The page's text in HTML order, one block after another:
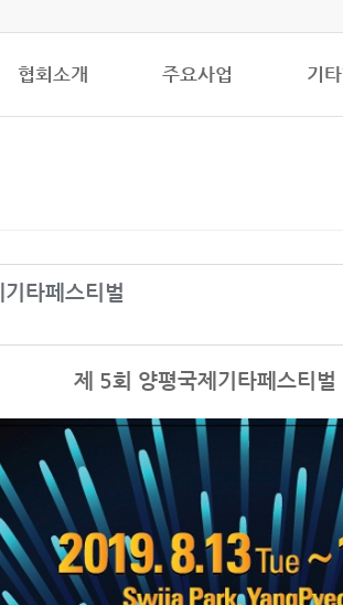
협회소개 주요사업 기
타페스티벌
제 5회 양평국제기타페스티벌